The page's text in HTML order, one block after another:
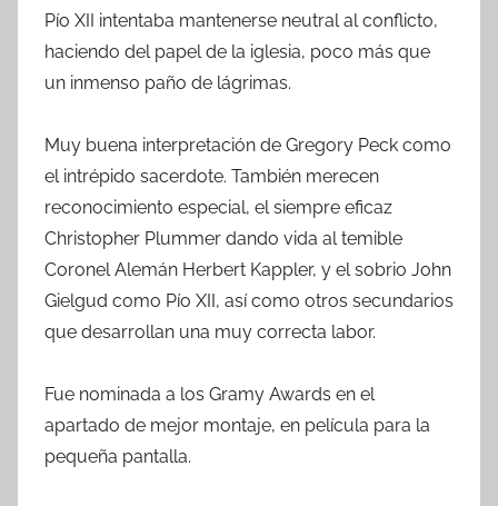
Pío XII intentaba mantenerse neutral al conflicto,
haciendo del papel de la iglesia, poco más que
un inmenso paño de lágrimas.
Muy buena interpretación de Gregory Peck como
el intrépido sacerdote. También merecen
reconocimiento especial, el siempre eficaz
Christopher Plummer dando vida al temible
Coronel Alemán Herbert Kappler, y el sobrio John
Gielgud como Pío XII, así como otros secundarios
que desarrollan una muy correcta labor.
Fue nominada a los Gramy Awards en el
apartado de mejor montaje, en película para la
pequeña pantalla.